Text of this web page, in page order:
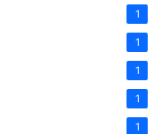
1
1
1
1
1